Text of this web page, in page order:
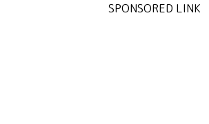
SPONSORED LINK